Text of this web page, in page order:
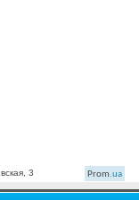
3 Prom.ua